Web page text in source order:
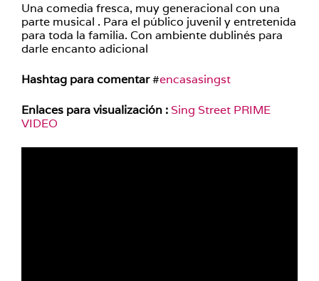
Una comedia fresca, muy generacional con una
parte musical . Para el público juvenil y entretenida
para toda la familia. Con ambiente dublinés para
darle encanto adicional
Hashtag para comentar#encasasingst
Enlaces para visualización : Sing Street PRIME
VIDEO